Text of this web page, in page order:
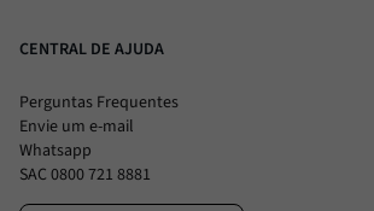
CENTRAL DE AJUDA
Perguntas Frequentes
Envie um e-mail
Whatsapp
SAC 0800 721 8881